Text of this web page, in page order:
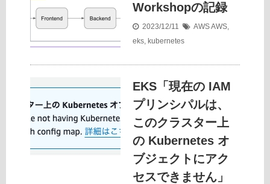
Workshopの記録
2023/12/11 AWSAWS,
eks, kubernetes
EKS「現在の IAM
プリンシパルは、
このクラスター上
の Kubernetes オ
ブジェクトにアク
セスできません」